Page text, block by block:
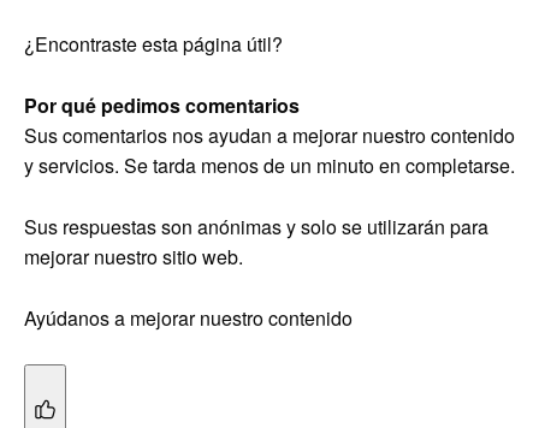
¿Encontraste esta página útil?
Por qué pedimos comentarios
Sus comentarios nos ayudan a mejorar nuestro contenido
y servicios. Se tarda menos de un minuto en completarse.
Sus respuestas son anónimas y solo se utilizarán para
mejorar nuestro sitio web.
Ayúdanos a mejorar nuestro contenido